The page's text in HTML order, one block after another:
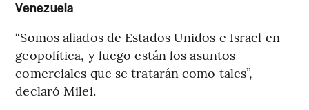
Venezuela
“Somos aliados de Estados Unidos e Israel en
geopolítica, y luego están los asuntos
comerciales que se tratarán como tales”,
declaró Milei.